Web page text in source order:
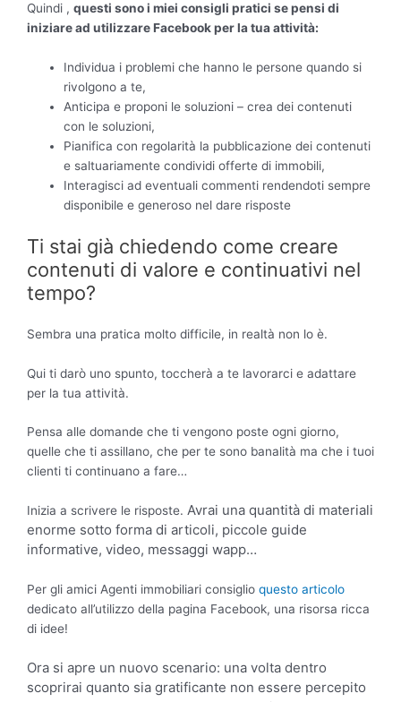
Quindi , questi sono i miei consigli pratici se pensi di
iniziare ad utilizzare Facebook per la tua attività:
Individua i problemi che hanno le persone quando si
rivolgono a te,
Anticipa e proponi le soluzioni – crea dei contenuti
con le soluzioni,
Pianifica con regolarità la pubblicazione dei contenuti
e saltuariamente condividi offerte di immobili,
Interagisci ad eventuali commenti rendendoti sempre
disponibile e generoso nel dare risposte
Ti stai già chiedendo come creare
contenuti di valore e continuativi nel
tempo?
Sembra una pratica molto difficile, in realtà non lo è.
Qui ti darò uno spunto, toccherà a te lavorarci e adattare
per la tua attività.
Pensa alle domande che ti vengono poste ogni giorno,
quelle che ti assillano, che per te sono banalità ma che i tuoi
clienti ti continuano a fare…
Inizia a scrivere le risposte. Avrai una quantità di materiali
enorme sotto forma di articoli, piccole guide
informative, video, messaggi wapp…
Per gli amici Agenti immobiliari consiglio questo articolo
dedicato all’utilizzo della pagina Facebook, una risorsa ricca
di idee!
Ora si apre un nuovo scenario: una volta dentro
scoprirai quanto sia gratificante non essere percepito